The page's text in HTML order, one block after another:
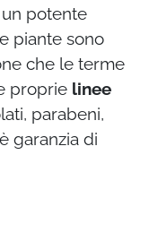
un potente
piante sono
che le terme
proprie linee
parabeni,
garanzia di